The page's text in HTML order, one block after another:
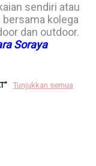
sendiri atau
kolega
dan outdoor.
Soraya
Tunjukkan semua